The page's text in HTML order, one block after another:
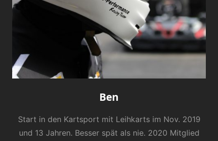
Ben
Start in den Kartsport mit Leihkarts im Nov. 2019
und 13 Jahren. Besser spät als nie. 2020 Mitglied